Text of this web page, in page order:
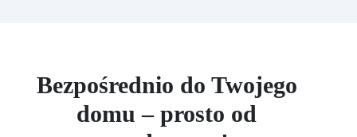
Bezpośrednio do Twojego
domu – prosto od